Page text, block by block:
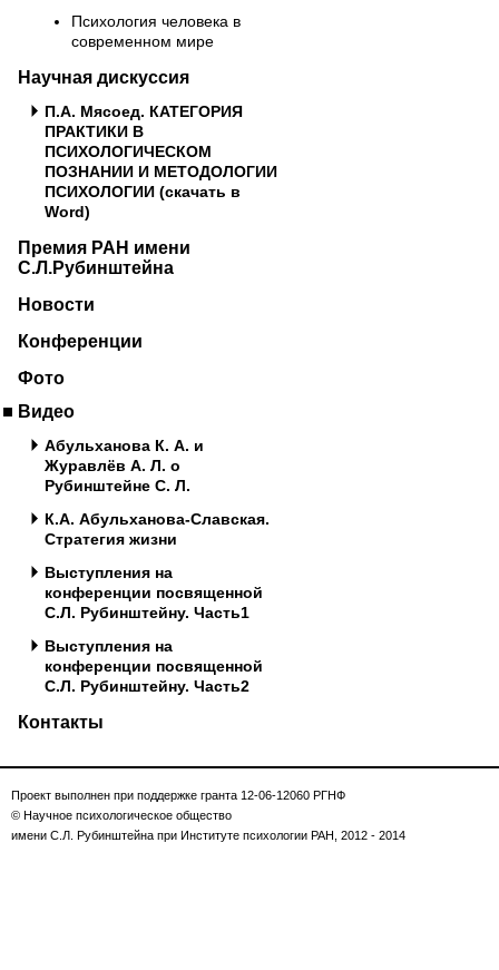
Психология человека в
современном мире
Научная дискуссия
П.А. Мясоед. КАТЕГОРИЯ
ПРАКТИКИ В
ПСИХОЛОГИЧЕСКОМ
ПОЗНАНИИ И МЕТОДОЛОГИИ
ПСИХОЛОГИИ (скачать в
Word)
Премия РАН имени
С.Л.Рубинштейна
Новости
Конференции
Фото
Видео
Абульханова К. А. и
Журавлёв А. Л. о
Рубинштейне С. Л.
К.А. Абульханова-Славская.
Стратегия жизни
Выступления на
конференции посвященной
С.Л. Рубинштейну. Часть1
Выступления на
конференции посвященной
С.Л. Рубинштейну. Часть2
Контакты
Проект выполнен при поддержке гранта 12-06-12060 РГНФ
© Научное психологическое общество
имени С.Л. Рубинштейна при Институте психологии РАН, 2012 - 2014